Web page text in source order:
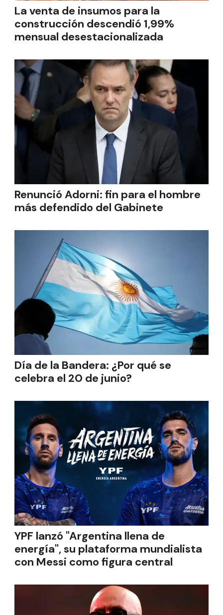
La venta de insumos para la
construcción descendió 1,99%
mensual desestacionalizada
Renunció Adorni: fin para el hombre
más defendido del Gabinete
Día de la Bandera: ¿Por qué se
celebra el 20 de junio?
YPF lanzó "Argentina llena de
energía", su plataforma mundialista
con Messi como figura central